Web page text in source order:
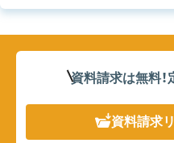
資料請求は無料
資料請求